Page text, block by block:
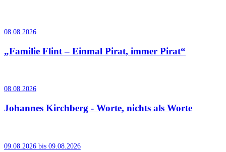
08.08.2026
„Familie Flint – Einmal Pirat, immer Pirat“
08.08.2026
Johannes Kirchberg - Worte, nichts als Worte
09.08.2026 bis 09.08.2026